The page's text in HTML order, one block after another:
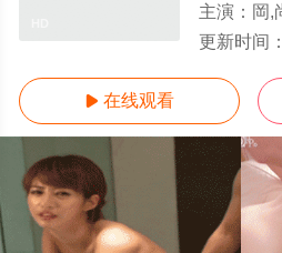
主演： 岡,
更新时间：
 在线观看